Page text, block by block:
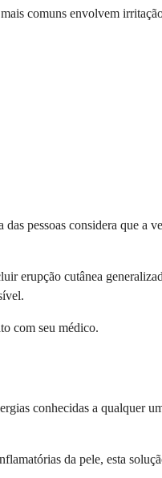
comuns envolvem
pessoas considera que a
erupção cutânea
com seu médico.
conhecidas a qualquer
da pele, esta